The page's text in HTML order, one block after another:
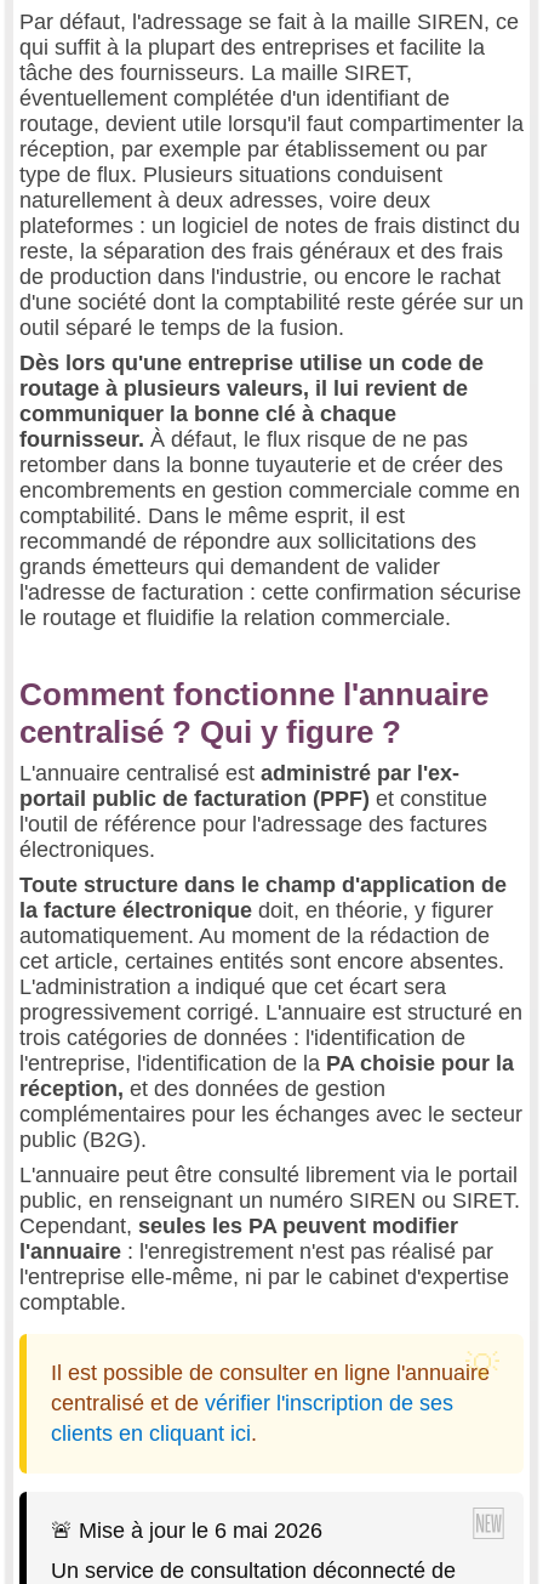
Par défaut, l'adressage se fait à la maille SIREN, ce
qui suffit à la plupart des entreprises et facilite la
tâche des fournisseurs. La maille SIRET,
éventuellement complétée d'un identifiant de
routage, devient utile lorsqu'il faut compartimenter la
réception, par exemple par établissement ou par
type de flux. Plusieurs situations conduisent
naturellement à deux adresses, voire deux
plateformes : un logiciel de notes de frais distinct du
reste, la séparation des frais généraux et des frais
de production dans l'industrie, ou encore le rachat
d'une société dont la comptabilité reste gérée sur un
outil séparé le temps de la fusion.
Dès lors qu'une entreprise utilise un code de
routage à plusieurs valeurs, il lui revient de
communiquer la bonne clé à chaque
fournisseur. À défaut, le flux risque de ne pas
retomber dans la bonne tuyauterie et de créer des
encombrements en gestion commerciale comme en
comptabilité. Dans le même esprit, il est
recommandé de répondre aux sollicitations des
grands émetteurs qui demandent de valider
l'adresse de facturation : cette confirmation sécurise
le routage et fluidifie la relation commerciale.
Comment fonctionne l'annuaire
centralisé ? Qui y figure ?
L'annuaire centralisé est administré par l'ex-
portail public de facturation (PPF) et constitue
l'outil de référence pour l'adressage des factures
électroniques.
Toute structure dans le champ d'application de
la facture électronique doit, en théorie, y figurer
automatiquement. Au moment de la rédaction de
cet article, certaines entités sont encore absentes.
L'administration a indiqué que cet écart sera
progressivement corrigé. L'annuaire est structuré en
trois catégories de données : l'identification de
l'entreprise, l'identification de la PA choisie pour la
réception, et des données de gestion
complémentaires pour les échanges avec le secteur
public (B2G).
L'annuaire peut être consulté librement via le portail
public, en renseignant un numéro SIREN ou SIRET.
Cependant, seules les PA peuvent modifier
l'annuaire : l'enregistrement n'est pas réalisé par
l'entreprise elle-même, ni par le cabinet d'expertise
comptable.
Il est possible de consulter en ligne l'annuaire
centralisé et de vérifier l'inscription de ses
clients en cliquant ici.
🚨 Mise à jour le 6 mai 2026
Un service de consultation déconnecté de